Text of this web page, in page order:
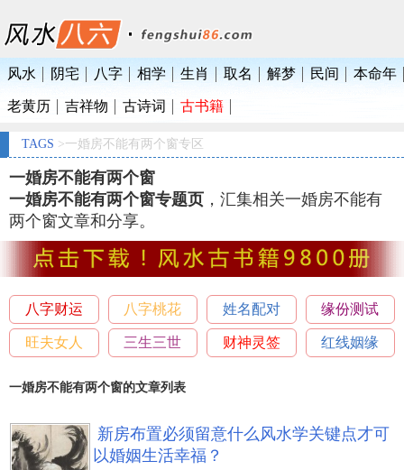
风水 阴宅 八字 相学 生肖 取名 解梦 民间 本命年
老黄历 吉祥物 古诗词 古书籍
TAGS >一婚房不能有两个窗专区
一婚房不能有两个窗
一婚房不能有两个窗专题页 ，汇集相关一婚房不能有
两个窗文章和分享。
八字财运 八字桃花 姓名配对 缘份测试
旺夫女人 三生三世 财神灵签 红线姻缘
一婚房不能有两个窗的文章列表
新房布置必须留意什么风水学关键点才可
以婚姻生活幸福？